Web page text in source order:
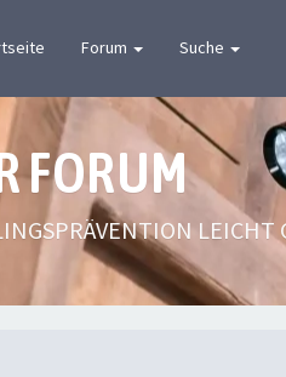
Forum Suche
FORUM
LEICHT